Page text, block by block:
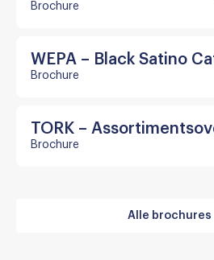
Brochure
WEPA – Black Satino
Brochure
TORK –
Brochure
Alle brochures